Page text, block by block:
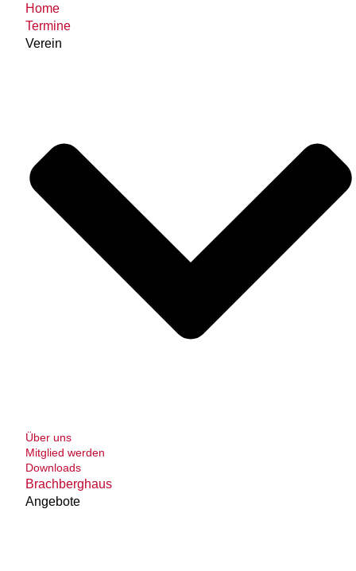
Home
Termine
Verein
Über uns
Mitglied werden
Downloads
Brachberghaus
Angebote